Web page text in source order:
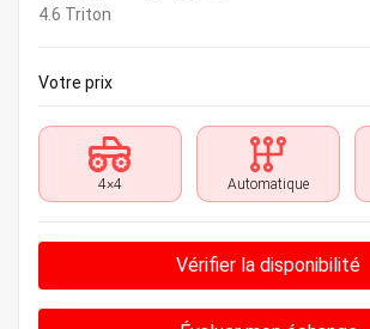
4.6 Triton
Votre prix
4×4 Automatique
Vérifier la disponibilité